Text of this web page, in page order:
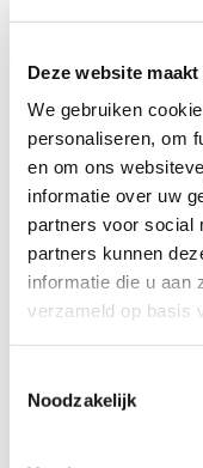
Deze website
We gebruiken
personaliseren, om
en om ons
informatie over uw
partners voor social
partners kunnen
informatie die u aan
verzameld op basis
Noodzakelijk
Blijf op de hoogte
publicaties en
en onze missie.
Nieuws
Verhalen
Beeldbanken
Foto's
Agenda